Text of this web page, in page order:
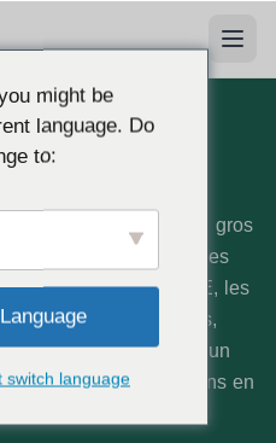
de nous
et fournisseur en gros
Europe. Nous sommes
cachées certifiées CE, les
de sécurité complètes,
et offrant un
depuis nos opérations en
might be
language. Do
to:
switch language